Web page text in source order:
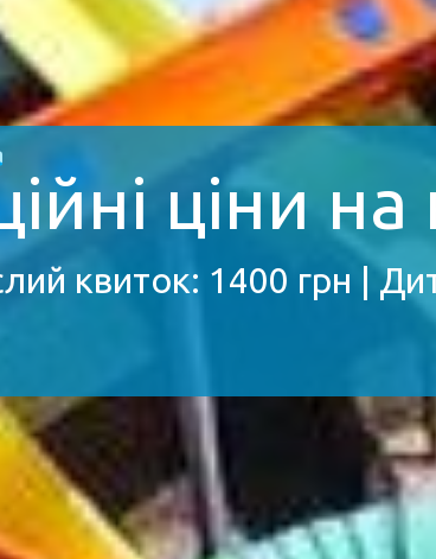
ціни
квиток: 1400 грн |